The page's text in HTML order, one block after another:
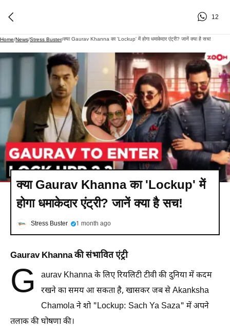
12
Home/News/Stress Buster/क्या Gaurav Khanna का 'Lockup' में होगा धमाकेदार एंट्री? जानें क्या है सच!
क्या Gaurav Khanna का 'Lockup' में
होगा धमाकेदार एंट्री? जानें क्या है सच!
Stress Buster 1 month ago
Gaurav Khanna की संभावित एंट्री
G
aurav Khanna के लिए रियलिटी टीवी की दुनिया में कदम
रखने का समय आ सकता है, खासकर जब से Akanksha
Chamola ने शो "Lockup: Sach Ya Saza" में अपने
तलाक की घोषणा की।